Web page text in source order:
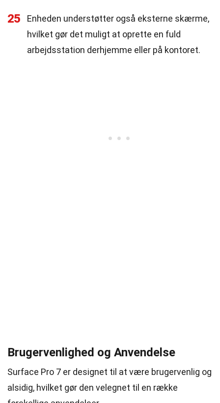
25
Enheden understøtter også eksterne skærme,
hvilket gør det muligt at oprette en fuld
arbejdsstation derhjemme eller på kontoret.
Brugervenlighed og Anvendelse
Surface Pro 7 er designet til at være brugervenlig og
alsidig, hvilket gør den velegnet til en række